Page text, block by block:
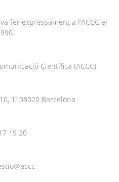
va fer expressament a l’ACCC el
Científica (ACCC)
1; 08020 Barcelona
19 20